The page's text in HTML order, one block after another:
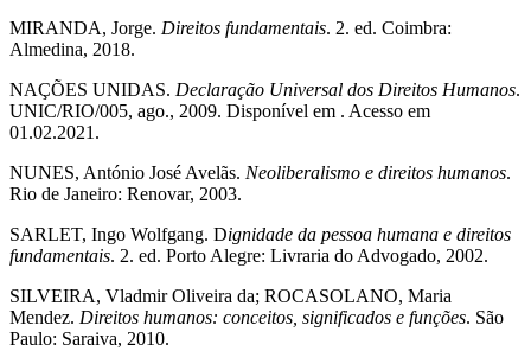
MIRANDA, Jorge. Direitos fundamentais. 2. ed. Coimbra:
Almedina, 2018.
NAÇÕES UNIDAS. Declaração Universal dos Direitos Humanos.
UNIC/RIO/005, ago., 2009. Disponível em . Acesso em
01.02.2021.
NUNES, António José Avelãs. Neoliberalismo e direitos humanos.
Rio de Janeiro: Renovar, 2003.
SARLET, Ingo Wolfgang. Dignidade da pessoa humana e direitos
fundamentais. 2. ed. Porto Alegre: Livraria do Advogado, 2002.
SILVEIRA, Vladmir Oliveira da; ROCASOLANO, Maria
Mendez. Direitos humanos: conceitos, significados e funções. São
Paulo: Saraiva, 2010.